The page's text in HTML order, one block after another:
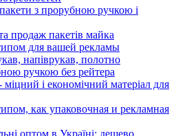
з прорубною ручкою і
продаж пакетів майка
для вашей рекламы
напіврукав, полотно
ручкою без рейтера
міцний і економічний матеріал для
как упаковочная и рекламная
оптом в Україні: дешево